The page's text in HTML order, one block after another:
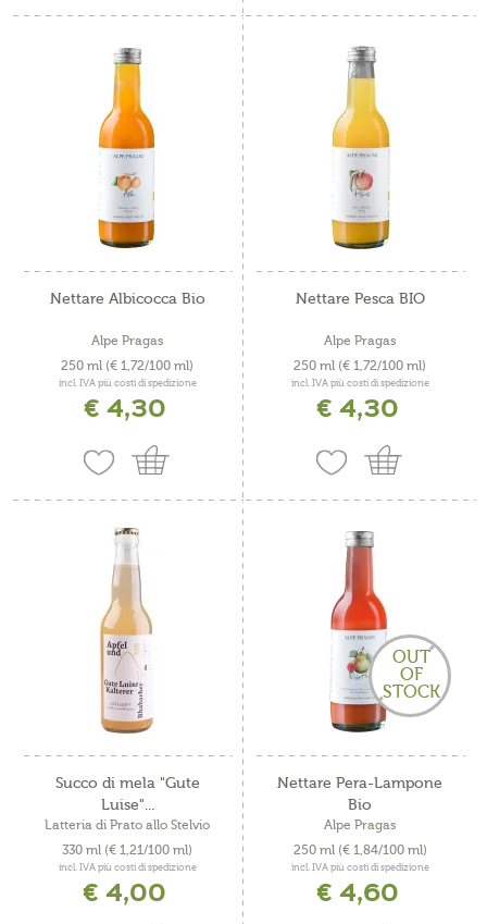
Nettare Albicocca Bio
Alpe Pragas
250 ml (€ 1,72/100 ml)
incl. IVA più costi di spedizione
€ 4,30
Nettare Pesca BIO
Alpe Pragas
250 ml (€ 1,72/100 ml)
incl. IVA più costi di spedizione
€ 4,30
Succo di mela "Gute
Luise"...
Latteria di Prato allo Stelvio
330 ml (€ 1,21/100 ml)
incl. IVA più costi di spedizione
€ 4,00
OUT
OF
STOCK
Nettare Pera-Lampone
Bio
Alpe Pragas
250 ml (€ 1,84/100 ml)
incl. IVA più costi di spedizione
€ 4,60